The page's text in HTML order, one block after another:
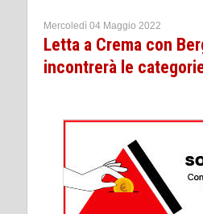
Mercoledì 04 Maggio 2022
Letta a Crema con
incontrerà le